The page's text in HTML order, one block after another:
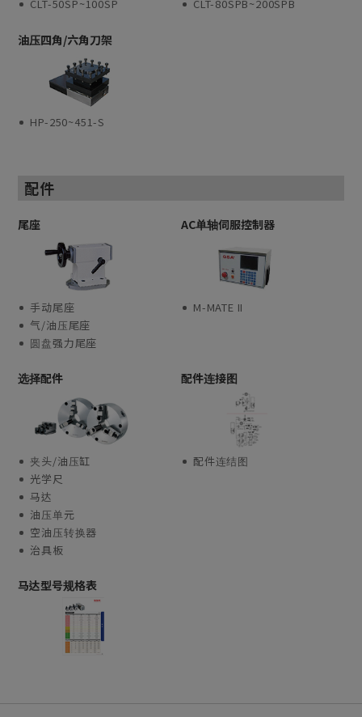
CLT-50SP~100SP CLT-80SPB~200SPB
油压四角/六角刀架
HP-250~451-S
配件
尾座
手动尾座
气/油压尾座
圆盘强力尾座
AC单轴伺服控制器
M-MATE II
选择配件
夹头/油压缸
光学尺
马达
油压单元
空油压转换器
治具板
配件连接图
配件连结图
马达型号规格表